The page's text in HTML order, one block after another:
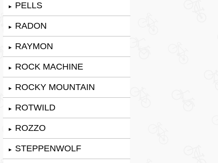
► PELLS
► RADON
► RAYMON
► ROCK MACHINE
► ROCKY MOUNTAIN
► ROTWILD
► ROZZO
► STEPPENWOLF